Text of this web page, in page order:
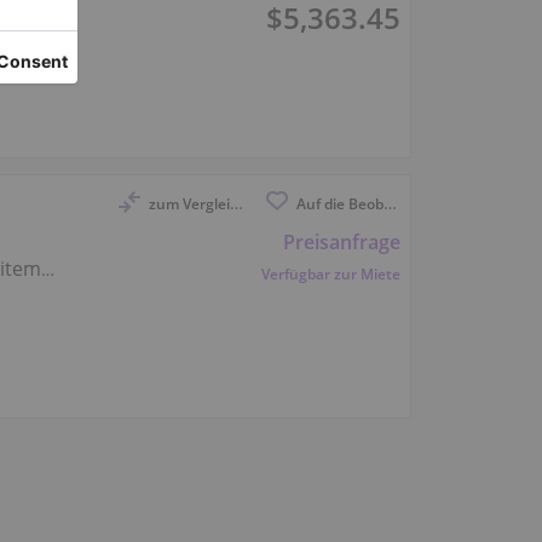
$5,363.45
zum Vergleich anmelden Auf die Beobachtungsliste
Preisanfrage
Verfügbar zur Miete